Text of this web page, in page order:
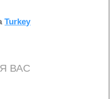
Turkey
ВАС